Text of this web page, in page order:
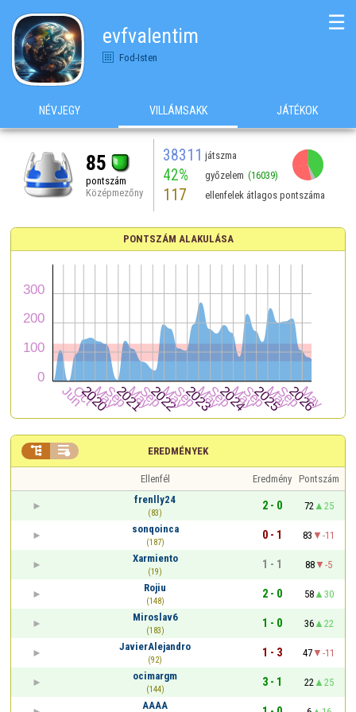
evfvalentim
Fod-Isten
☰
NÉVJEGY VILLÁMSAKK JÁTÉKOK
85
pontszám
Középmezőny
38311 játszma
42% győzelem (16039)
117 ellenfelek átlagos pontszáma
PONTSZÁM ALAKULÁSA
EREDMÉNYEK
 
Ellenfél Eredmény Pontszám
frenlly24
(83)
2 - 0 72
25
sonqoinca
(187)
0 - 1 83
-11
Xarmiento
(19)
1 - 1 88
-5
Rojiu
(148)
2 - 0 58
30
Miroslav6
(183)
1 - 0 36
22
JavierAlejandro
(92)
1 - 3 47
-11
ocimargm
(144)
3 - 1 22
25
AAAA